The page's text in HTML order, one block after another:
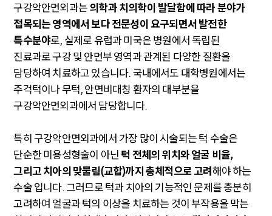
구강악안면외과는의학과 치의학이 발달함에 따라 분야가
접목되는 영역에서 보다 전문성이 요구되면서 발전한
특수분야로, 실제로 유럽과 미국은 병원에서 독립된
진료과로 구강 및 안면부 영역과 관계된 다양한 질환을
담당하여 치료하고 있습니다. 국내에서도 대학병원에서는
주걱턱이나 무턱, 안면비대칭 환자의 대부분을
구강악안면외과에서 담당합니다.
특히 구강악안면외과에서 가장 많이 시술되는 턱 수술은
단순한 미용성형술이 아닌 턱 전체의 위치와 얼굴 비율,
그리고 치아의 맞물림(교합)까지 총체적으로 고려해야 하는
수술 입니다. 그러므로 턱과 치아의 기능적인 문제를 충분히
고려하여 얼굴과 턱의 이상을 치료하는 것이 부작용을 막는